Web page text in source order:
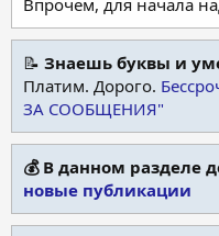
📝 Знаешь буквы и
Платим. Дорого.
ЗА СООБЩЕНИЯ"
💰 В данном разделе
новые публикации